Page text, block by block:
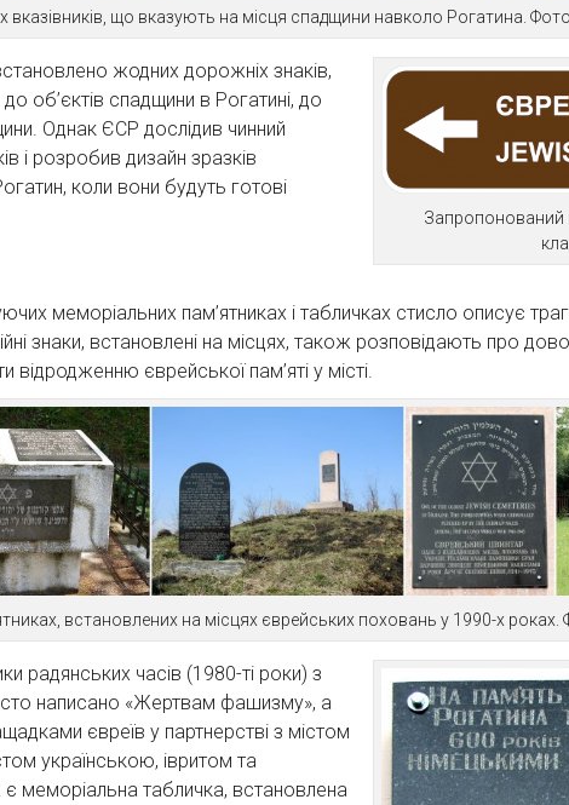
вказівників, що вказують на місця спадщини навколо Рогатина.
Запропонований
жодних дорожніх знаків,
об’єктів спадщини в Рогатині, до
Однак ЄСР дослідив чинний
і розробив дизайн зразків
коли вони будуть готові
меморіальних пам’ятниках і табличках стисло описує
знаки, встановлені на місцях, також розповідають про
єврейської пам’яті у місті.
встановлених на місцях єврейських поховань у 1990-х роках.
радянських часів (1980-ті роки) з
написано «Жертвам фашизму», а
євреїв у партнерстві з містом
українською, івритом та
меморіальна табличка, встановлена